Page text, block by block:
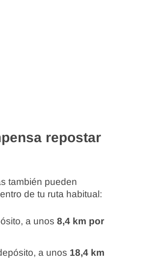
repostar
también pueden
de tu ruta habitual:
a unos 8,4 km por
a unos 18,4 km